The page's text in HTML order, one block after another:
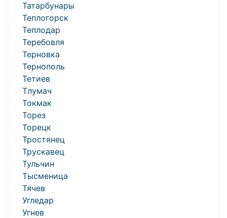
Татарбунары
Теплогорск
Теплодар
Теребовля
Терновка
Тернополь
Тетиев
Тлумач
Токмак
Торез
Торецк
Тростянец
Трускавец
Тульчин
Тысменица
Тячев
Угледар
Угнев